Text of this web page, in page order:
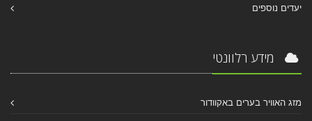
יעדים נוספים
מידע רלוונטי
מזג האוויר בערים באקוודור